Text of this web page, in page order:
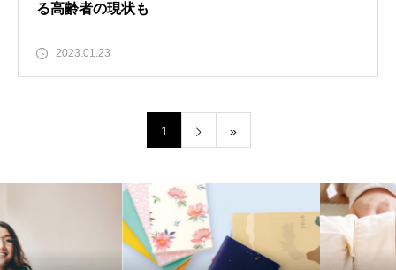
る高齢者の現状も
2023.01.23
1 »